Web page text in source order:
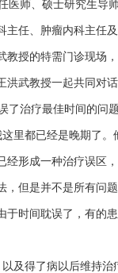
医师、硕士研究生导
任、肿瘤内科主任
授的特需门诊现场
武教授一起共同对
了治疗最佳时间的问
里都已经是晚期了
形成一种治疗误区
但是并不是所有问
时间耽误了，有的
及得了病以后维持